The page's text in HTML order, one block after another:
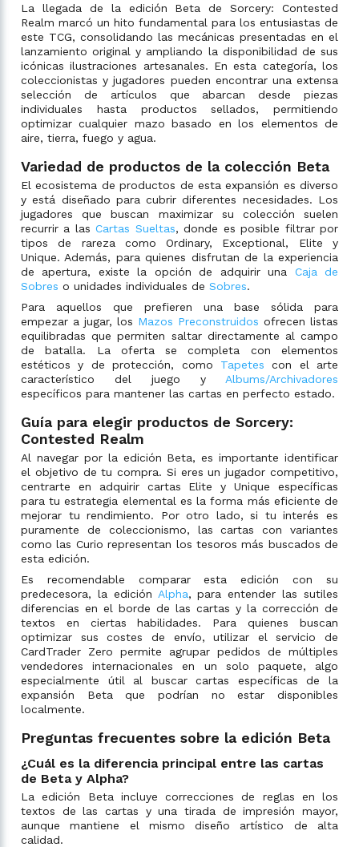
La llegada de la edición Beta de Sorcery: Contested
Realm marcó un hito fundamental para los entusiastas de
este TCG, consolidando las mecánicas presentadas en el
lanzamiento original y ampliando la disponibilidad de sus
icónicas ilustraciones artesanales. En esta categoría, los
coleccionistas y jugadores pueden encontrar una extensa
selección de artículos que abarcan desde piezas
individuales hasta productos sellados, permitiendo
optimizar cualquier mazo basado en los elementos de
aire, tierra, fuego y agua.
Variedad de productos de la colección Beta
El ecosistema de productos de esta expansión es diverso
y está diseñado para cubrir diferentes necesidades. Los
jugadores que buscan maximizar su colección suelen
recurrir a lasCartas Sueltas, donde es posible filtrar por
tipos de rareza como Ordinary, Exceptional, Elite y
Unique. Además, para quienes disfrutan de la experiencia
de apertura, existe la opción de adquirir una Caja de
Sobres o unidades individuales de Sobres.
Para aquellos que prefieren una base sólida para
empezar a jugar, los Mazos Preconstruidos ofrecen listas
equilibradas que permiten saltar directamente al campo
de batalla. La oferta se completa con elementos
estéticos y de protección, como Tapetes con el arte
característico del juego y Albums/Archivadores
específicos para mantener las cartas en perfecto estado.
Guía para elegir productos de Sorcery:
Contested Realm
Al navegar por la edición Beta, es importante identificar
el objetivo de tu compra. Si eres un jugador competitivo,
centrarte en adquirir cartas Elite y Unique específicas
para tu estrategia elemental es la forma más eficiente de
mejorar tu rendimiento. Por otro lado, si tu interés es
puramente de coleccionismo, las cartas con variantes
como las Curio representan los tesoros más buscados de
esta edición.
Es recomendable comparar esta edición con su
predecesora, la edición Alpha, para entender las sutiles
diferencias en el borde de las cartas y la corrección de
textos en ciertas habilidades. Para quienes buscan
optimizar sus costes de envío, utilizar el servicio de
CardTrader Zero permite agrupar pedidos de múltiples
vendedores internacionales en un solo paquete, algo
especialmente útil al buscar cartas específicas de la
expansión Beta que podrían no estar disponibles
localmente.
Preguntas frecuentes sobre la edición Beta
¿Cuál es la diferencia principal entre las cartas
de Beta y Alpha?
La edición Beta incluye correcciones de reglas en los
textos de las cartas y una tirada de impresión mayor,
aunque mantiene el mismo diseño artístico de alta
calidad.